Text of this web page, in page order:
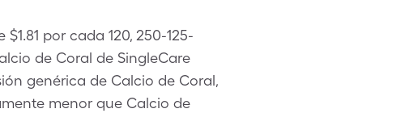
por cada 120, 250-125-
de Coral de SingleCare
genérica de Calcio de Coral,
menor que Calcio de